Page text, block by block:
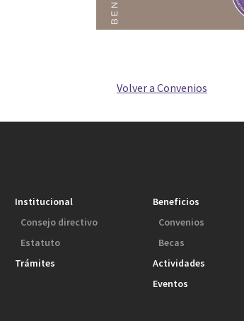
Volver a Convenios
Institucional
Consejo directivo
Estatuto
Trámites
Beneficios
Convenios
Becas
Actividades
Eventos